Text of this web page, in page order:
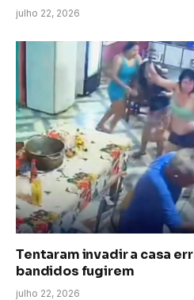
julho 22, 2026
Tentaram invadir a casa
bandidos fugirem
julho 22, 2026